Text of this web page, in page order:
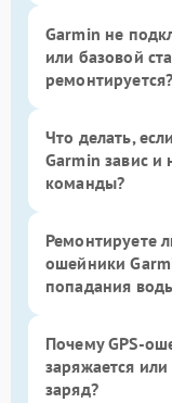
Garmin не
или базовой
ремонтируется?
Что делать,
Garmin завис и
команды?
Ремонтируете
ошейники
попадания
Почему GPS-
заряжается
заряд?